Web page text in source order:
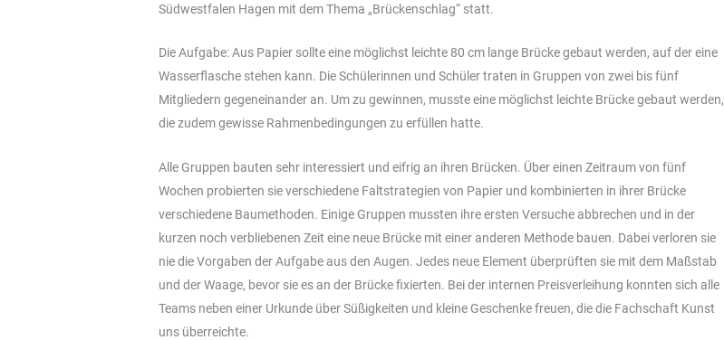
Südwestfalen Hagen mit dem Thema „Brückenschlag“ statt.
Die Aufgabe: Aus Papier sollte eine möglichst leichte 80 cm lange Brücke gebaut werden, auf der eine
Wasserflasche stehen kann. Die Schülerinnen und Schüler traten in Gruppen von zwei bis fünf
Mitgliedern gegeneinander an. Um zu gewinnen, musste eine möglichst leichte Brücke gebaut werden,
die zudem gewisse Rahmenbedingungen zu erfüllen hatte.
Alle Gruppen bauten sehr interessiert und eifrig an ihren Brücken. Über einen Zeitraum von fünf
Wochen probierten sie verschiedene Faltstrategien von Papier und kombinierten in ihrer Brücke
verschiedene Baumethoden. Einige Gruppen mussten ihre ersten Versuche abbrechen und in der
kurzen noch verbliebenen Zeit eine neue Brücke mit einer anderen Methode bauen. Dabei verloren sie
nie die Vorgaben der Aufgabe aus den Augen. Jedes neue Element überprüften sie mit dem Maßstab
und der Waage, bevor sie es an der Brücke fixierten. Bei der internen Preisverleihung konnten sich alle
Teams neben einer Urkunde über Süßigkeiten und kleine Geschenke freuen, die die Fachschaft Kunst
uns überreichte.